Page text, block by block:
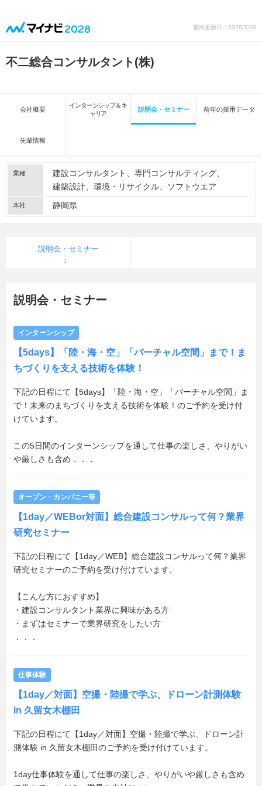
最終更新日：2026/7/20
不二総合コンサルタント(株)
会社概要
インターンシップ＆キ
ャリア
説明会・セミナー 前年の採用データ
先輩情報
業種 建設コンサルタント
専門コンサルティング
建築設計
環境・リサイクル ソフトウエア
本社 静岡県
説明会・セミナー
説明会・セミナー
インターンシップ
【5days】「陸・海・空」「バーチャル空間」まで！ま
ちづくりを支える技術を体験！
下記の日程にて【5days】「陸・海・空」「バーチャル空間」ま
で！未来のまちづくりを支える技術を体験！のご予約を受け付
けています。
この5日間のインターンシップを通して仕事の楽しさ、やりがい
や厳しさも含め．．．
オープン・カンパニー等
【1day／WEBor対面】総合建設コンサルって何？業界
研究セミナー
下記の日程にて【1day／WEB】総合建設コンサルって何？業界
研究セミナーのご予約を受け付けています。
【こんな方におすすめ】
・建設コンサルタント業界に興味がある方
・まずはセミナーで業界研究をしたい方
．．．
仕事体験
【1day／対面】空撮・陸撮で学ぶ、ドローン計測体験
in 久留女木棚田
下記の日程にて【1day／対面】空撮・陸撮で学ぶ、ドローン計
測体験 in 久留女木棚田のご予約を受け付けています。
1day仕事体験を通して仕事の楽しさ、やりがいや厳しさも含め